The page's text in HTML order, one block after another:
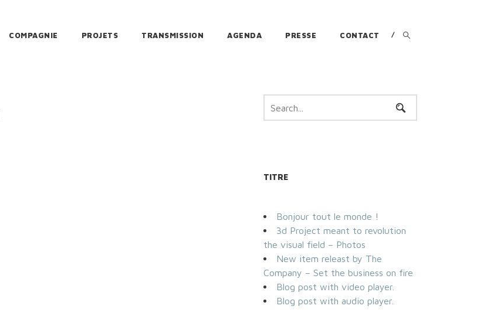
COMPAGNIE PROJETS TRANSMISSION AGENDA PRESSE CONTACT
TITRE
Bonjour tout le monde !
3d Project meant to revolution
the visual field – Photos
New item releast by The
Company – Set the business on fire
Blog post with video player.
Blog post with audio player.